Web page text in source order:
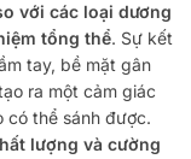
với các loại dương
tổng thể. Sự kết
tay, bề mặt gân
ra một cảm giác
có thể sánh được.
lượng và cường